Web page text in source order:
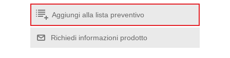
Aggiungi alla lista preventivo
Richiedi informazioni prodotto